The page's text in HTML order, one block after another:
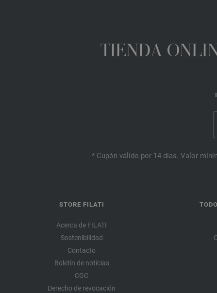
TIENDA
* Cupón válido por 14 días. Valor
STORE FILATI
Acerca de FILATI
Sostenibilidad
Contacto
Boletín de noticias
CGC
Derecho de revocación